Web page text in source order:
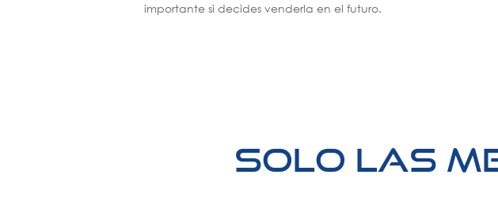
importante si decides venderla en el futuro.
Solo las